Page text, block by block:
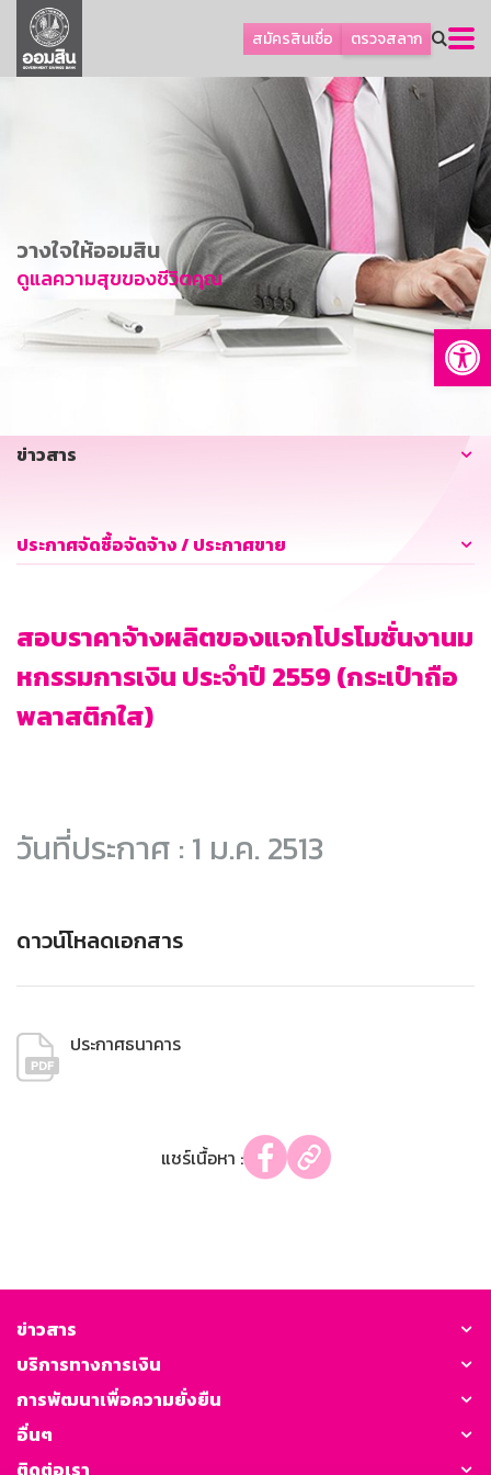
สมัครสินเชื่อ ตรวจสลาก
ลูกค้าธุรกิจ
ลูกค้าผู้ประกอบรายย่อย
การพัฒนาที่ยั่งยืน
ข่าวสาร
บริการทางการเงิน
อื่นๆ
วางใจให้ออมสิน
ดูแลความสุขของชีวิตคุณ
ข่าวสาร
ประกาศจัดซื้อจัดจ้าง / ประกาศขาย
สอบราคาจ้างผลิตของแจกโปรโมชั่นงานม
หกรรมการเงิน ประจำปี 2559 (กระเป๋าถือ
พลาสติกใส)
วันที่ประกาศ : 1 ม.ค. 2513
ดาวน์โหลดเอกสาร
ประกาศธนาคาร
แชร์เนื้อหา :
ข่าวสาร
บริการทางการเงิน
การพัฒนาเพื่อความยั่งยืน
อื่นๆ